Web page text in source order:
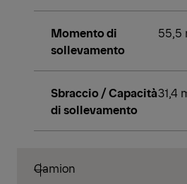
Momento di
sollevamento
55,5
Sbraccio / Capacità
di sollevamento
31,4
Camion